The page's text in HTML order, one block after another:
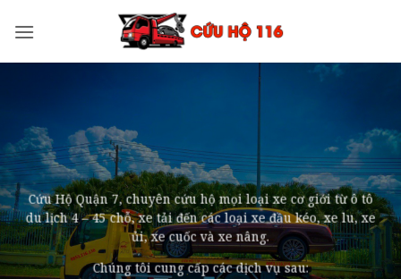
qua
Cứu Hộ Quận 7, chuyên cứu hộ mọi loại xe cơ giới từ ô tô
du lịch 4 – 45 chỗ, xe tải đến các loại xe đầu kéo, xe lu, xe
ủi, xe cuốc và xe nâng.
Chúng tôi cung cấp các dịch vụ sau: